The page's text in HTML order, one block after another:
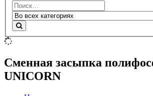
Сменная засыпка
UNICORN